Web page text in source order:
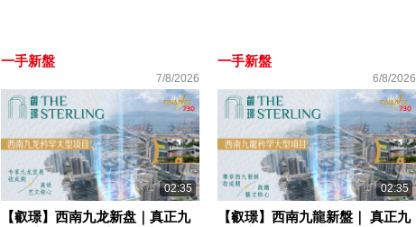
一手新盤
7/8/2026
02:35
【叡璟】西南九龙新盘｜真正九
一手新盤
6/8/2026
02:35
【叡璟】西南九龍新盤｜ 真正九